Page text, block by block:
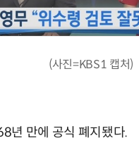
(사진=KBS1 캡처)
년 만에 공식 폐지됐다.